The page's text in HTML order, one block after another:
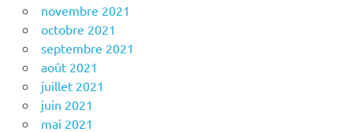
novembre 2021
octobre 2021
septembre 2021
août 2021
juillet 2021
juin 2021
mai 2021